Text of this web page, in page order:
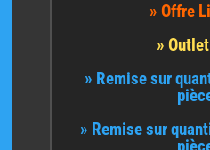
» Offre
»
» Remise sur
» Remise sur